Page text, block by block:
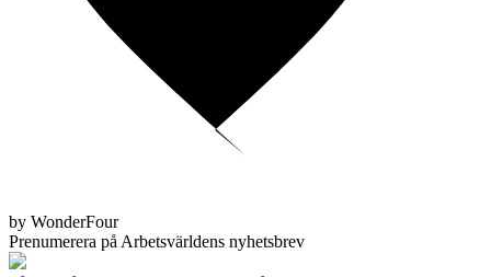
by WonderFour
Prenumerera på Arbetsvärldens nyhetsbrev